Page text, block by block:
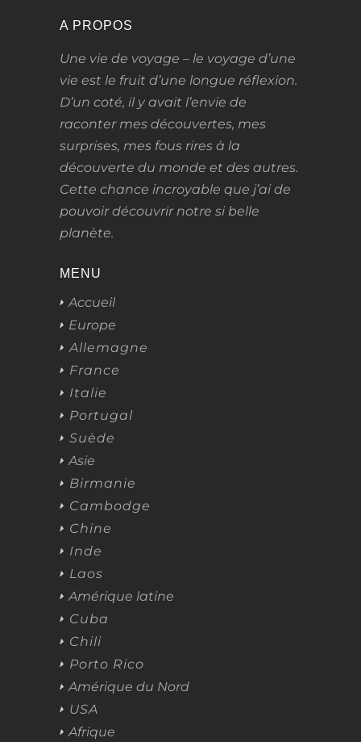
A PROPOS
Une vie de voyage – le voyage d’une
vie est le fruit d’une longue réflexion.
D’un coté, il y avait l’envie de
raconter mes découvertes, mes
surprises, mes fous rires à la
découverte du monde et des autres.
Cette chance incroyable que j’ai de
pouvoir découvrir notre si belle
planète.
MENU
Accueil
Europe
Allemagne
France
Italie
Portugal
Suède
Asie
Birmanie
Cambodge
Chine
Inde
Laos
Amérique latine
Cuba
Chili
Porto Rico
Amérique du Nord
USA
Afrique